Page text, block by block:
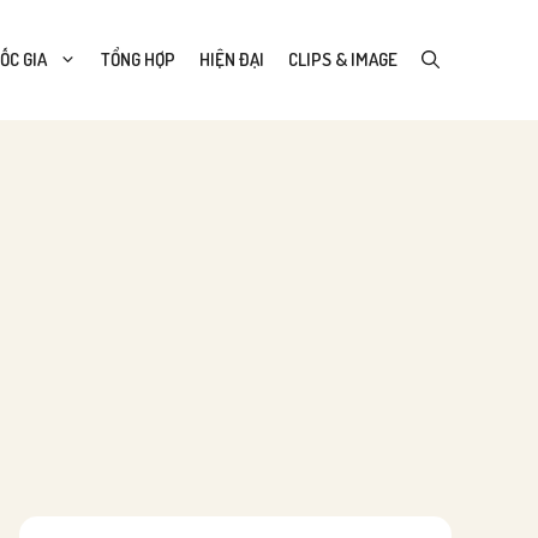
GIA TỔNG HỢP HIỆN ĐẠI CLIPS & IMAGE